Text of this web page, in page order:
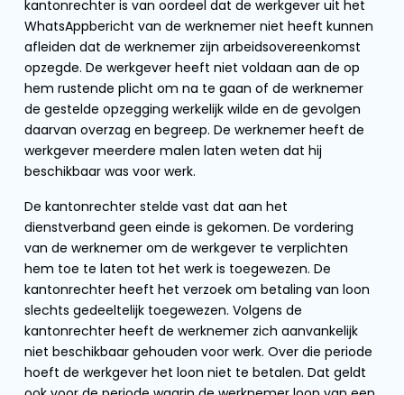
kantonrechter is van oordeel dat de werkgever uit het
WhatsAppbericht van de werknemer niet heeft kunnen
afleiden dat de werknemer zijn arbeidsovereenkomst
opzegde. De werkgever heeft niet voldaan aan de op
hem rustende plicht om na te gaan of de werknemer
de gestelde opzegging werkelijk wilde en de gevolgen
daarvan overzag en begreep. De werknemer heeft de
werkgever meerdere malen laten weten dat hij
beschikbaar was voor werk.
De kantonrechter stelde vast dat aan het
dienstverband geen einde is gekomen. De vordering
van de werknemer om de werkgever te verplichten
hem toe te laten tot het werk is toegewezen. De
kantonrechter heeft het verzoek om betaling van loon
slechts gedeeltelijk toegewezen. Volgens de
kantonrechter heeft de werknemer zich aanvankelijk
niet beschikbaar gehouden voor werk. Over die periode
hoeft de werkgever het loon niet te betalen. Dat geldt